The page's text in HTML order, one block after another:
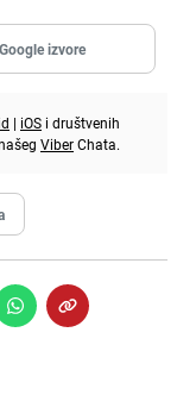
izvore
| iOS i društvenih
ViberChata.